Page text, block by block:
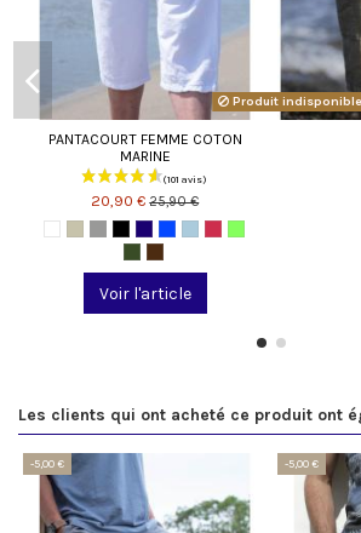
PANTACOURT FEMME COTON
MARINE
20,90 €25,90 €
Voir l'article
Produit indisponible
Les clients qui ont acheté ce produit ont
-5,00 € -5,00 €